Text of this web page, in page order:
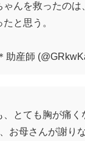
ゃんを救ったの
と思う。
助産師
とても胸が痛く
お母さんが謝り